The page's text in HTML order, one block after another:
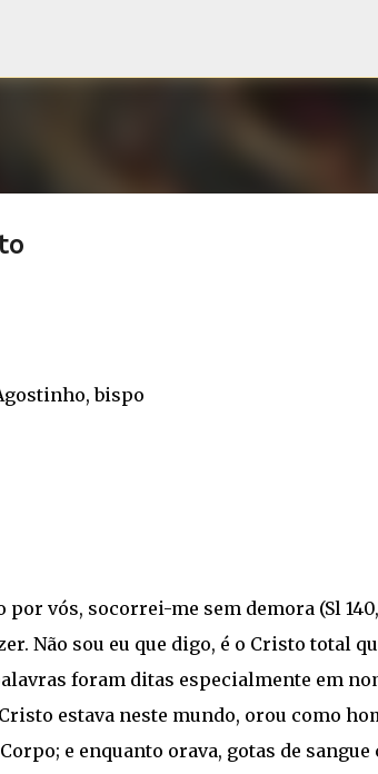
bispo
por vós, socorrei-me sem demora (Sl
Não sou eu que digo, é o Cristo total
foram ditas especialmente em
estava neste mundo, orou como
e enquanto orava, gotas de sangue